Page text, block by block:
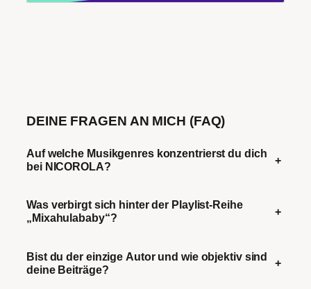
DEINE FRAGEN AN MICH (FAQ)
Auf welche Musikgenres konzentrierst du dich
bei NICOROLA?
+
Was verbirgt sich hinter der Playlist-Reihe
„Mixahulababy“?
+
Bist du der einzige Autor und wie objektiv sind
deine Beiträge?
+